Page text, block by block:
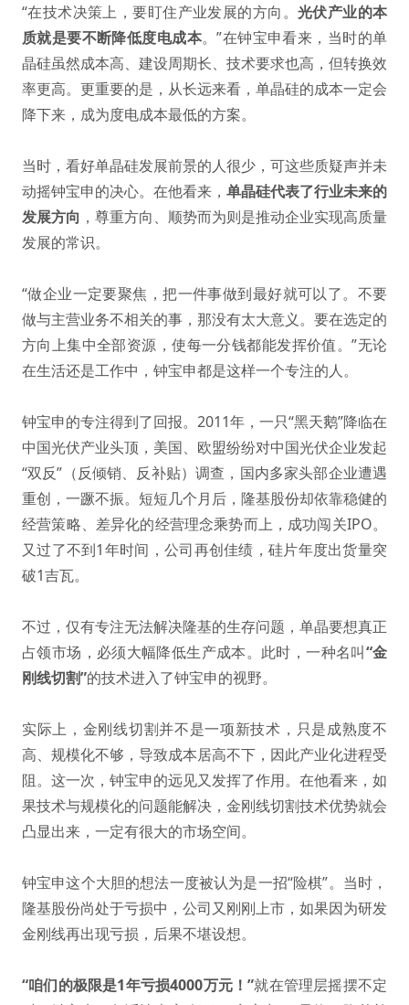
“在技术决策上，要盯住产业发展的方向。 光伏产业的本
质就是要不断降低度电成本。”在钟宝申看来，当时的单
晶硅虽然成本高、建设周期长、技术要求也高，但转换效
率更高。更重要的是，从长远来看，单晶硅的成本一定会
降下来，成为度电成本最低的方案。
当时，看好单晶硅发展前景的人很少，可这些质疑声并未
动摇钟宝申的决心。在他看来， 单晶硅代表了行业未来的
发展方向 ，尊重方向、顺势而为则是推动企业实现高质量
发展的常识。
“做企业一定要聚焦，把一件事做到最好就可以了。不要
做与主营业务不相关的事，那没有太大意义。要在选定的
方向上集中全部资源，使每一分钱都能发挥价值。”无论
在生活还是工作中，钟宝申都是这样一个专注的人。
钟宝申的专注得到了回报。2011年，一只“黑天鹅”降临在
中国光伏产业头顶，美国、欧盟纷纷对中国光伏企业发起
“双反”（反倾销、反补贴）调查，国内多家头部企业遭遇
重创，一蹶不振。短短几个月后，隆基股份却依靠稳健的
经营策略、差异化的经营理念乘势而上，成功闯关IPO。
又过了不到1年时间，公司再创佳绩，硅片年度出货量突
破1吉瓦。
不过，仅有专注无法解决隆基的生存问题，单晶要想真正
占领市场，必须大幅降低生产成本。此时，一种名叫“金
刚线切割”的技术进入了钟宝申的视野。
实际上，金刚线切割并不是一项新技术，只是成熟度不
高、规模化不够，导致成本居高不下，因此产业化进程受
阻。这一次，钟宝申的远见又发挥了作用。在他看来，如
果技术与规模化的问题能解决，金刚线切割技术优势就会
凸显出来，一定有很大的市场空间。
钟宝申这个大胆的想法一度被认为是一招“险棋”。当时，
隆基股份尚处于亏损中，公司又刚刚上市，如果因为研发
金刚线再出现亏损，后果不堪设想。
“咱们的极限是1年亏损4000万元！”就在管理层摇摆不定